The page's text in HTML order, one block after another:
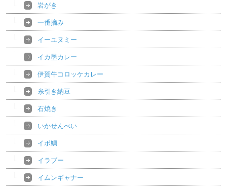
岩がき
一番摘み
イーユヌミー
イカ墨カレー
伊賀牛コロッケカレー
糸引き納豆
石焼き
いかせんべい
イボ鯛
イラブー
イムンギャナー